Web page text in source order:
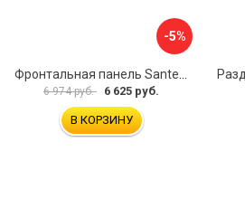
-5%
6 974 руб. 6 625 руб.
В КОРЗИНУ